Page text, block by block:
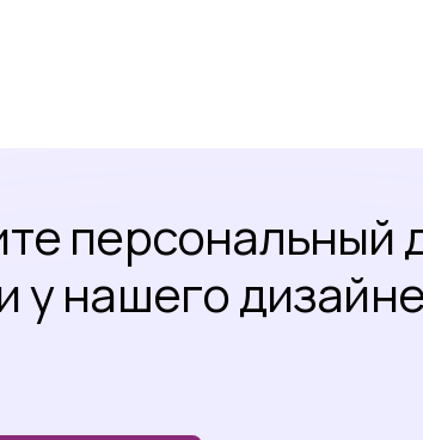
персональный
у нашего